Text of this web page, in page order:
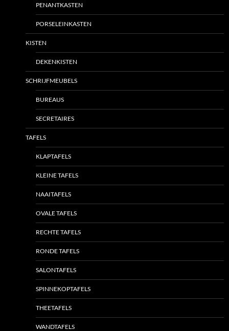
PENANTKASTEN
PORSELEINKASTEN
KISTEN
DEKENKISTEN
SCHRIJFMEUBELS
BUREAUS
SECRETAIRES
TAFELS
KLAPTAFELS
KLEINE TAFELS
NAAITAFELS
OVALE TAFELS
RECHTE TAFELS
RONDE TAFELS
SALONTAFELS
SPINNEKOPTAFELS
THEETAFELS
WANDTAFELS